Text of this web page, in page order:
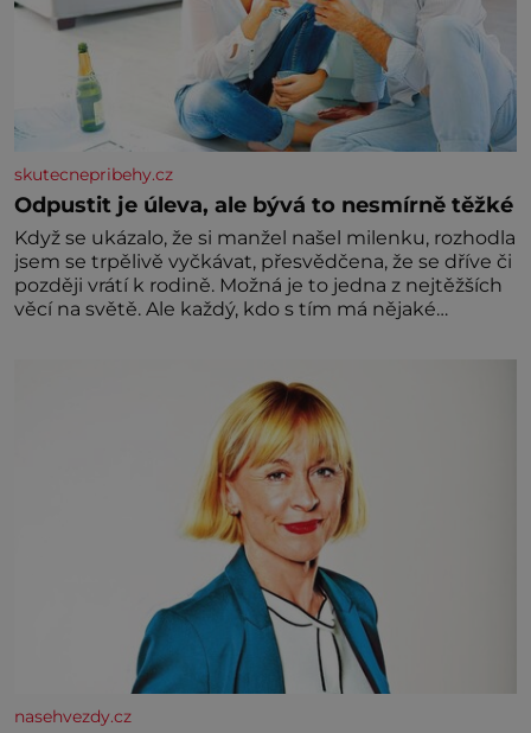
skutecnepribehy.cz
Odpustit je úleva, ale bývá to nesmírně těžké
Když se ukázalo, že si manžel našel milenku, rozhodla
jsem se trpělivě vyčkávat, přesvědčena, že se dříve či
později vrátí k rodině. Možná je to jedna z nejtěžších
věcí na světě. Ale každý, kdo s tím má nějaké
nasehvezdy.cz